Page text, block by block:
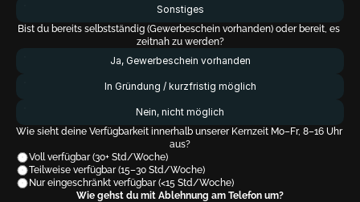
Sonstiges
Bist du bereits selbstständig (Gewerbeschein vorhanden) oder bereit, es
zeitnah zu werden?
Ja, Gewerbeschein vorhanden
In Gründung / kurzfristig möglich
Nein, nicht möglich
Wie sieht deine Verfügbarkeit innerhalb unserer Kernzeit Mo–Fr, 8–16 Uhr
aus?
Voll verfügbar (30+ Std/Woche)
Teilweise verfügbar (15–30 Std/Woche)
Nur eingeschränkt verfügbar (<15 Std/Woche)
Wie gehst du mit Ablehnung am Telefon um?